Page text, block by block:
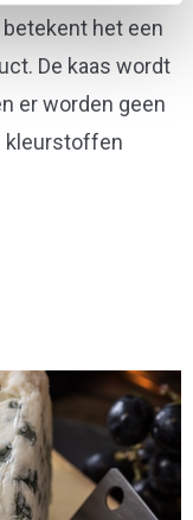
het een
De kaas wordt
er worden geen
kleurstoffen